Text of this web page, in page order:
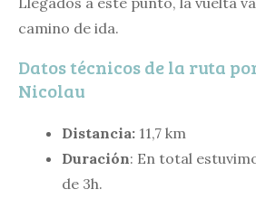
camino de ida.
Datos técnicos de la ruta
Nicolau
Distancia: 11,7 km
Duración: En total
de 3h.